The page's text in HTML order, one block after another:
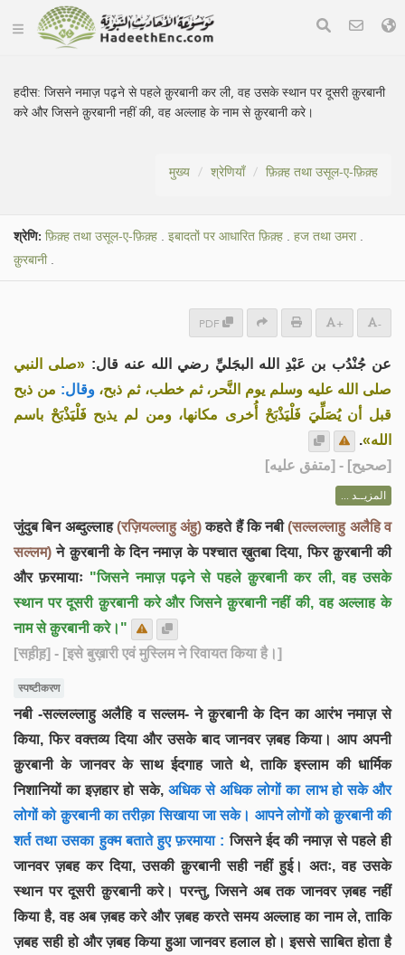
हदीस:जिसने नमाज़ पढ़ने से पहले क़ुरबानी कर ली, वह उसके स्थान पर दूसरी क़ुरबानी
करे और जिसने क़ुरबानी नहीं की, वह अल्लाह के नाम से क़ुरबानी करे।
मुख्य श्रेणियाँ फ़िक़्ह तथा उसूल-ए-फ़िक़्ह
श्रेणि: फ़िक़्ह तथा उसूल-ए-फ़िक़्ह . इबादतों पर आधारित फ़िक़्ह . हज तथा उमरा.
क़ुरबानी.
PDF + -
عن جُنْدُب بن عَبْدِ الله البجَليِّ رضي الله عنه قال: «صلى النبي
صلى الله عليه وسلم يوم النَّحر، ثم خطب، ثم ذبح، وقال: من ذبح
قبل أن يُصَلِّيَ فَلْيَذْبَحْ أُخرى مكانها، ومن لم يذبح فَلْيَذْبَحْ باسم
الله».
[صحيح] - [متفق عليه]
المزيــد ...
जुंदुब बिन अब्दुल्लाह(रज़ियल्लाहु अंहु)कहते हैं कि नबी(सल्लल्लाहु अलैहि व
सल्लम) ने क़ुरबानी के दिन नमाज़ के पश्चात ख़ुतबा दिया, फिर क़ुरबानी की
और फ़रमायाः "जिसने नमाज़ पढ़ने से पहले क़ुरबानी कर ली, वह उसके
स्थान पर दूसरी क़ुरबानी करे और जिसने क़ुरबानी नहीं की, वह अल्लाह के
नाम से क़ुरबानी करे।"
[सह़ीह़] - [इसे बुख़ारी एवं मुस्लिम ने रिवायत किया है।]
स्पष्टीकरण
नबी -सल्लल्लाहु अलैहि व सल्लम- ने क़ुरबानी के दिन का आरंभ नमाज़ से
किया, फिर वक्तव्य दिया और उसके बाद जानवर ज़बह किया। आप अपनी
क़ुरबानी के जानवर के साथ ईदगाह जाते थे, ताकि इस्लाम की धार्मिक
निशानियों का इज़हार हो सके,अधिक से अधिक लोगों का लाभ हो सके और
लोगों को क़ुरबानी का तरीक़ा सिखाया जा सके। आपने लोगों को क़ुरबानी की
शर्त तथा उसका हुक्म बताते हुए फ़रमाया : जिसने ईद की नमाज़ से पहले ही
जानवर ज़बह कर दिया, उसकी क़ुरबानी सही नहीं हुई। अतः, वह उसके
स्थान पर दूसरी क़ुरबानी करे। परन्तु, जिसने अब तक जानवर ज़बह नहीं
किया है, वह अब ज़बह करे और ज़बह करते समय अल्लाह का नाम ले, ताकि
ज़बह सही हो और ज़बह किया हुआ जानवर हलाल हो। इससे साबित होता है